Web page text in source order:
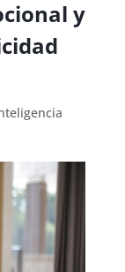
y